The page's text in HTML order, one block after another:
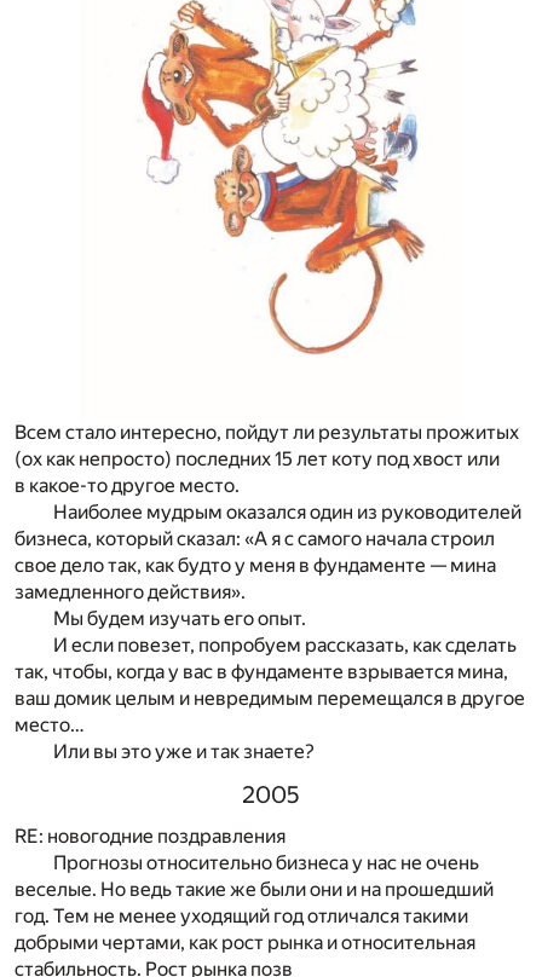
Всем стало интересно, пойдут ли результаты прожитых
(ох как непросто) последних 15 лет коту под хвост или
в какое-то другое место.
Наиболее мудрым оказался один из руководителей
бизнеса, который сказал: «А я с самого начала строил
свое дело так, как будто у меня в фундаменте — мина
замедленного действия».
Мы будем изучать его опыт.
И если повезет, попробуем рассказать, как сделать
так, чтобы, когда у вас в фундаменте взрывается мина,
ваш домик целым и невредимым перемещался в другое
место…
Или вы это уже и так знаете?
2005
RE: новогодние поздравления
Прогнозы относительно бизнеса у нас не очень
веселые. Но ведь такие же были они и на прошедший
год. Тем не менее уходящий год отличался такими
добрыми чертами, как рост рынка и относительная
стабильность. Рост рынка позв